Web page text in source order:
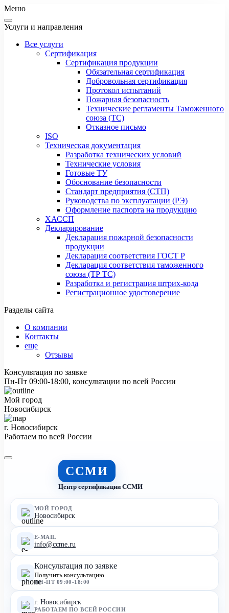
Меню
Услуги и направления
Все услуги
Сертификация
Сертификация продукции
Обязательная сертификация
Добровольная сертификация
Протокол испытаний
Пожарная безопасность
Технические регламенты Таможенного
союза (ТС)
Отказное письмо
ISO
Техническая документация
Разработка технических условий
Технические условия
Готовые ТУ
Обоснование безопасности
Стандарт предприятия (СТП)
Руководства по эксплуатации (РЭ)
Оформление паспорта на продукцию
ХАССП
Декларирование
Декларация пожарной безопасности
продукции
Декларация соответствия ГОСТ Р
Декларация соответствия таможенного
союза (ТР ТС)
Разработка и регистрация штрих-кода
Регистрационное удостоверение
Разделы сайта
О компании
Контакты
еще
Отзывы
Консультация по заявке
Пн-Пт 09:00-18:00, консультации по всей России
Мой город
Новосибирск
г. Новосибирск
Работаем по всей России
ССМИ
Центр сертификации ССМИ
МОЙ ГОРОД
Новосибирск
E-MAIL
info@ccme.ru
Консультация по заявке
Получить консультацию
ПН-ПТ 09:00-18:00
г. Новосибирск
РАБОТАЕМ ПО ВСЕЙ РОССИИ